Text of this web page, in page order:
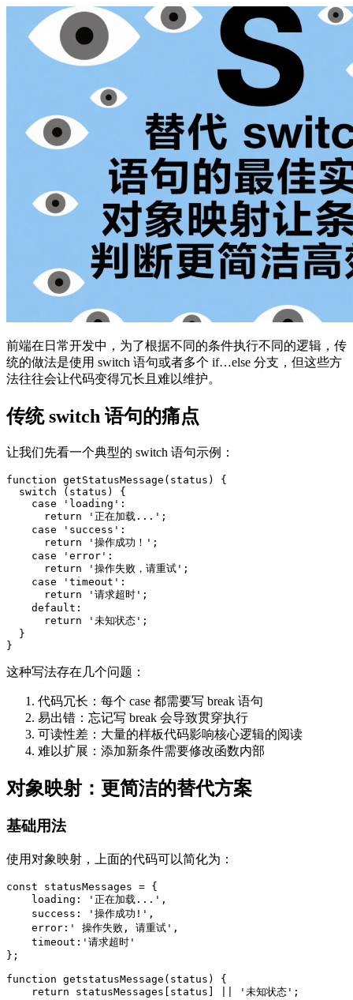
前端在日常开发中，为了根据不同的条件执行不同的逻辑，传
统的做法是使用 switch 语句或者多个 if…else 分支，但这些方
法往往会让代码变得冗长且难以维护。
传统 switch 语句的痛点
让我们先看一个典型的 switch 语句示例：
function getStatusMessage(status) {
switch (status) {
case 'loading':
return '正在加载...';
case 'success':
return '操作成功！';
case 'error':
return '操作失败，请重试';
case 'timeout':
return '请求超时';
default:
return '未知状态';
}
}
这种写法存在几个问题：
代码冗长：每个 case 都需要写 break 语句
易出错：忘记写 break 会导致贯穿执行
可读性差：大量的样板代码影响核心逻辑的阅读
难以扩展：添加新条件需要修改函数内部
对象映射：更简洁的替代方案
基础用法
使用对象映射，上面的代码可以简化为：
const statusMessages = {
    loading: '正在加载...',
    success: '操作成功!',
    error:' 操作失败, 请重试',
    timeout:'请求超时'
};
function getstatusMessage(status) {
    return statusMessages[status] || '未知状态';